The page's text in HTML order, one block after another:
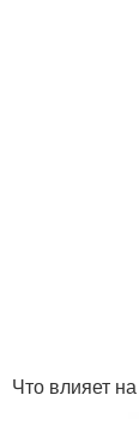
Что влияет